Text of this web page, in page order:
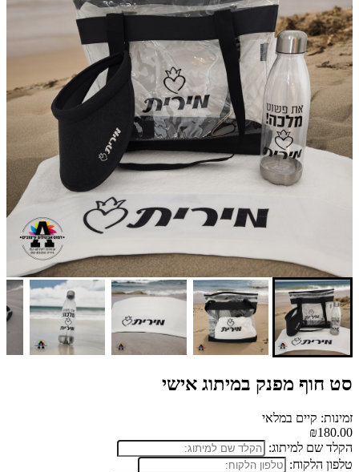
סט חוף מפנק במיתוג אישי
זמינות: קיים במלאי
₪180.00
הקלד שם למיתוג:
טלפון הלקוח: